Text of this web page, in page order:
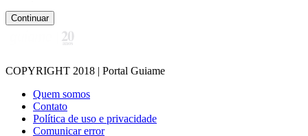
Continuar
COPYRIGHT 2018 | Portal Guiame
Quem somos
Contato
Política de uso e privacidade
Comunicar error